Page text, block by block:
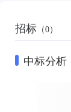
招标 （0）
中标分析